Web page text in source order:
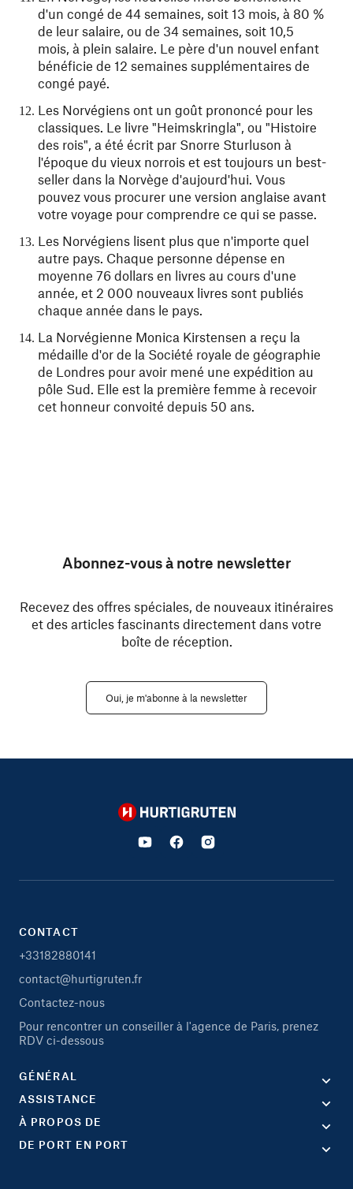
d'un congé de 44 semaines, soit 13 mois, à 80 %
de leur salaire, ou de 34 semaines, soit 10,5
mois, à plein salaire. Le père d'un nouvel enfant
bénéficie de 12 semaines supplémentaires de
congé payé.
Les Norvégiens ont un goût prononcé pour les
classiques. Le livre "Heimskringla", ou "Histoire
des rois", a été écrit par Snorre Sturluson à
l'époque du vieux norrois et est toujours un best-
seller dans la Norvège d'aujourd'hui. Vous
pouvez vous procurer une version anglaise avant
votre voyage pour comprendre ce qui se passe.
Les Norvégiens lisent plus que n'importe quel
autre pays. Chaque personne dépense en
moyenne 76 dollars en livres au cours d'une
année, et 2 000 nouveaux livres sont publiés
chaque année dans le pays.
La Norvégienne Monica Kirstensen a reçu la
médaille d'or de la Société royale de géographie
de Londres pour avoir mené une expédition au
pôle Sud. Elle est la première femme à recevoir
cet honneur convoité depuis 50 ans.
Abonnez-vous à notre newsletter
Recevez des offres spéciales, de nouveaux itinéraires
et des articles fascinants directement dans votre
boîte de réception.
Oui, je m'abonne à la newsletter
Hurtigruten
CONTACT
+33182880141
contact@hurtigruten.fr
Contactez-nous
Pour rencontrer un conseiller à l'agence de Paris, prenez
RDV ci-dessous
GÉNÉRAL
ASSISTANCE
À PROPOS DE
DE PORT EN PORT